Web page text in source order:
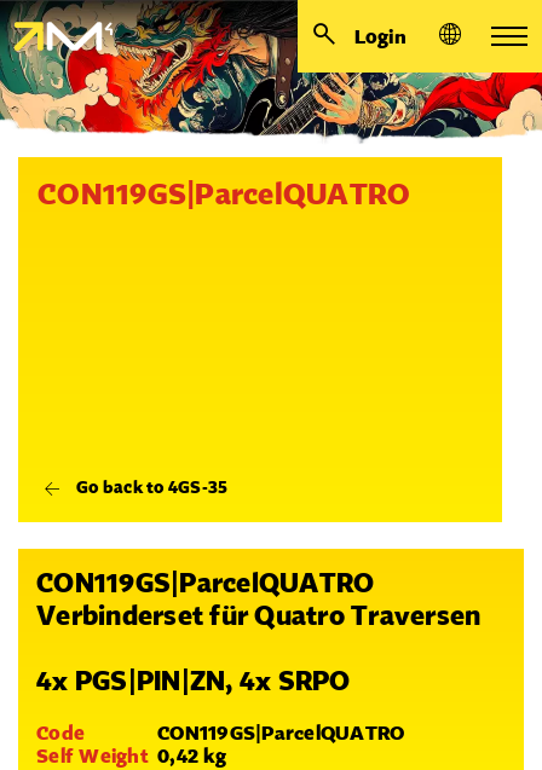
Login
CON119GS|ParcelQUATRO
Go back to 4GS-35
CON119GS|ParcelQUATRO
Verbinderset für Quatro Traversen
4x PGS|PIN|ZN, 4x SRPO
Code
CON119GS|ParcelQUATRO
Self Weight 0,42 kg